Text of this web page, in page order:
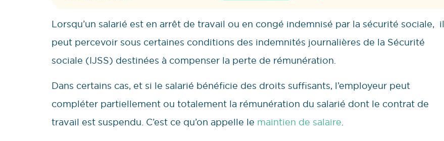
Lorsqu’un salarié est en arrêt de travail ou en congé indemnisé par la sécurité sociale, il
peut percevoir sous certaines conditions des indemnités journalières de la Sécurité
sociale (IJSS) destinées à compenser la perte de rémunération.
Dans certains cas, et si le salarié bénéficie des droits suffisants, l’employeur peut
compléter partiellement ou totalement la rémunération du salarié dont le contrat de
travail est suspendu. C’est ce qu’on appelle le maintien de salaire.